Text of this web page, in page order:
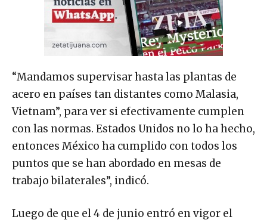
“Mandamos supervisar hasta las plantas de
acero en países tan distantes como Malasia,
Vietnam”, para ver si efectivamente cumplen
con las normas. Estados Unidos no lo ha hecho,
entonces México ha cumplido con todos los
puntos que se han abordado en mesas de
trabajo bilaterales”, indicó.
Luego de que el 4 de junio entró en vigor el